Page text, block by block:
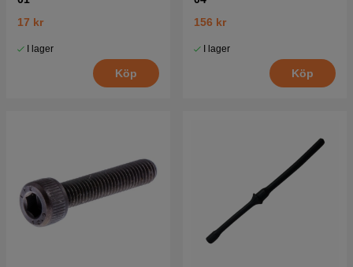
17 kr
I lager
Köp
156 kr
I lager
Köp